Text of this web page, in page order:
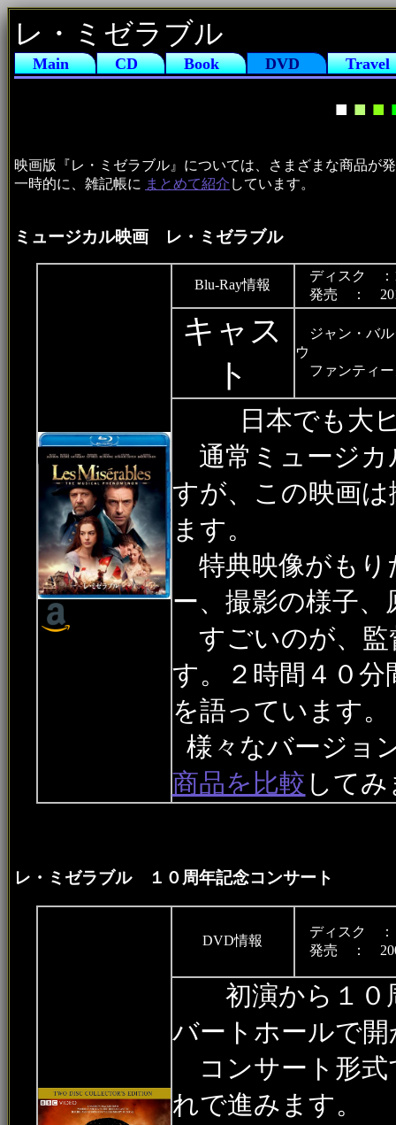
レ・ミゼラブル
Main CD Book DVD Travel
■ ■ ■
映画版『レ・ミゼラブル』については、さまざまな商品が
一時的に、雑記帳に まとめて紹介 しています。
ミュージカル映画 レ・ミゼラブル
Blu-Ray情報
ディスク ：
発売 ：
キャス
ト
ジャン・バ
ウ
ファンティ
日本でも大
通常ミュージカ
すが、この映画
ます。
特典映像がもり
ー、撮影の様子
すごいのが、監
す。２時間４０
を語っています。
様々なバージョ
商品を比較 して
レ・ミゼラブル １０周年記念コンサート
DVD情報
ディスク ：
発売 ：
初演から１０
バートホールで
コンサート形式
れで進みます。